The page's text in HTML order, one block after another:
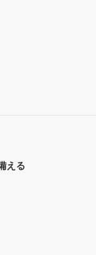
える